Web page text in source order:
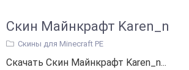
Скин Майнкрафт Karen_n
Скины для Minecraft PE
Скачать Скин Майнкрафт Karen_n...